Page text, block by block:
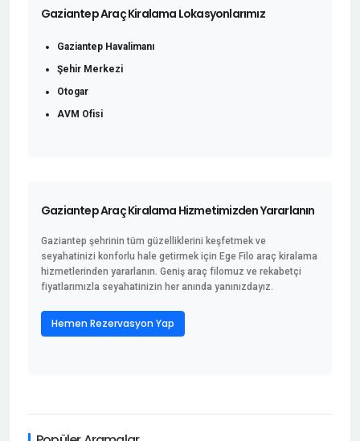
Gaziantep Araç Kiralama Lokasyonlarımız
Gaziantep Havalimanı
Şehir Merkezi
Otogar
AVM Ofisi
Gaziantep Araç Kiralama Hizmetimizden Yararlanın
Gaziantep şehrinin tüm güzelliklerini keşfetmek ve
seyahatinizi konforlu hale getirmek için Ege Filo araç kiralama
hizmetlerinden yararlanın. Geniş araç filomuz ve rekabetçi
fiyatlarımızla seyahatinizin her anında yanınızdayız.
Hemen Rezervasyon Yap